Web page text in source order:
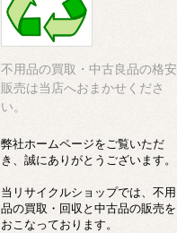
不用品の買取・中古良品の格安
販売は当店へおまかせくださ
い。
弊社ホームページをご覧いただ
き、誠にありがとうございます。
当リサイクルショップでは、不用
品の買取・回収と中古品の販売を
おこなっております。